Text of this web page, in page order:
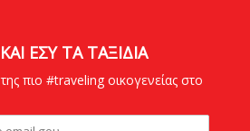
ΕΣΥ ΤΑ ΤΑΞΙΔΙΑ
πιο #traveling οικογενείας στο